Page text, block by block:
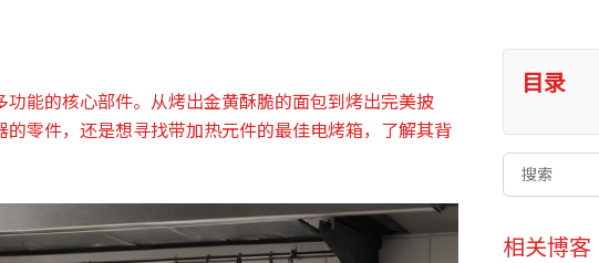
能的核心部件。从烤出金黄酥脆的面包到烤出完美披
零件，还是想寻找带加热元件的最佳电烤箱，了解其背
目录
搜索
相关博客